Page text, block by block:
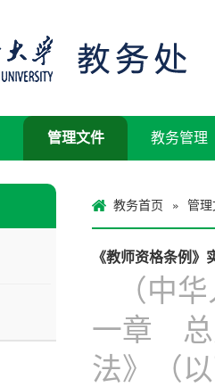
管理文件 教务管理
教务首页 » 管理
《教师资格条例》
（中
一章 总
法》（